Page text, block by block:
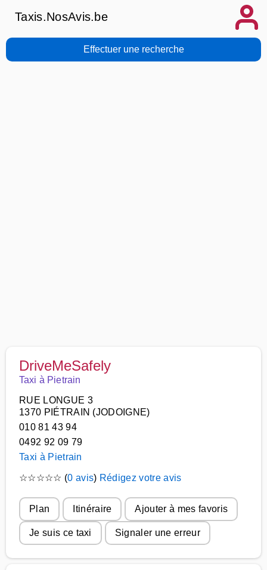
Taxis.NosAvis.be
Effectuer une recherche
DriveMeSafely
Taxi à Pietrain
RUE LONGUE 3
1370 PIÉTRAIN (JODOIGNE)
010 81 43 94
0492 92 09 79
Taxi à Pietrain
☆☆☆☆☆ (0 avis) Rédigez votre avis
Plan Itinéraire Ajouter à mes favoris
Je suis ce taxi Signaler une erreur